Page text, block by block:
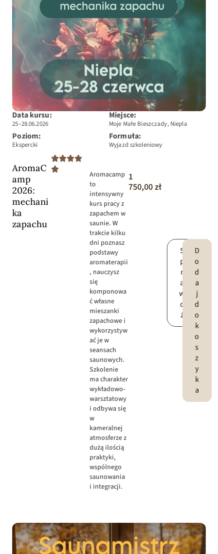
AromaC
amp
2026:
mechani
ka
zapachu
Aromacamp
to
intensywny
kurs pracy z
zapachem w
saunie. W
trakcie kilku
dni poznasz
podstawy
aromaterapii
, nauczysz
się
komponowa
ć własne
mieszanki
zapachowe i
wykorzystyw
ać je w
seansach
saunowych.
Szkolenie
ma charakter
wykładowo-
warsztatowy
i odbywa się
w
kameralnej
atmosferze z
dużą ilością
praktyki,
wspólnego
saunowania
i integracji.
1
750,00zł
S
p
r
a
w
d
ź
D
o
d
a
j
d
o
k
o
s
z
y
k
a
Data kursu:
25–28.06.2026
Miejsce:
Moje Małe Bieszczady, Niepla
Poziom:
Ekspercki
Formuła:
Wyjazd szkoleniowy